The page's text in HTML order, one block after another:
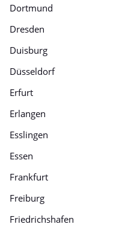
Dortmund
Dresden
Duisburg
Düsseldorf
Erfurt
Erlangen
Esslingen
Essen
Frankfurt
Freiburg
Friedrichshafen